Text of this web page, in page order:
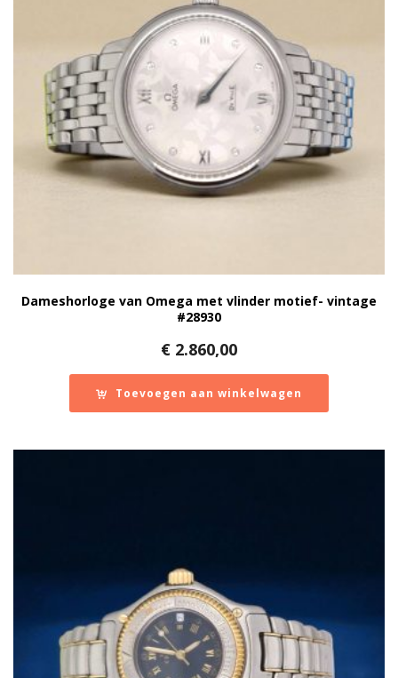
Dameshorloge van Omega met vlinder motief- vintage
#28930
€ 2.860,00
Toevoegen aan winkelwagen